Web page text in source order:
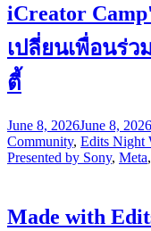
iCreator
เปลี่ยนเพื่อนร่
ตี้
June 8, 2026June 8, 2026
Community, Edits Night
Presented by Sony, Meta,
Made with